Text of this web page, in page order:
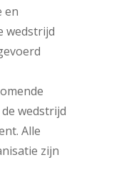
en
wedstrijd
wedstrijd
Alle
zijn